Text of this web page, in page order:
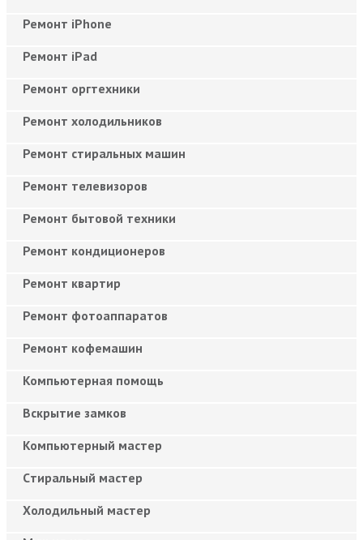
Ремонт iPhone
Ремонт iPad
Ремонт оргтехники
Ремонт холодильников
Ремонт стиральных машин
Ремонт телевизоров
Ремонт бытовой техники
Ремонт кондиционеров
Ремонт квартир
Ремонт фотоаппаратов
Ремонт кофемашин
Компьютерная помощь
Вскрытие замков
Компьютерный мастер
Cтиральный мастер
Холодильный мастер